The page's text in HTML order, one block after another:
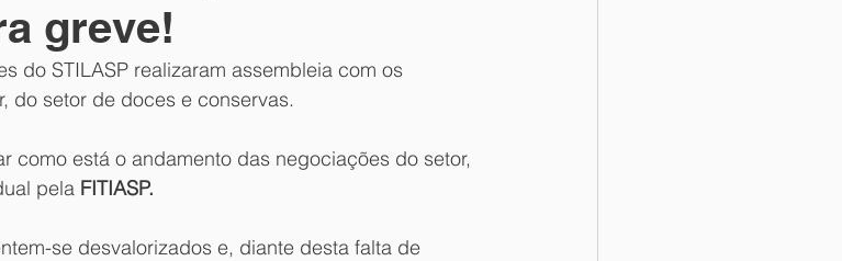
greve!
do STILASP realizaram assembleia com os
do setor de doces e conservas.
como está o andamento das negociações do setor,
pela FITIASP.
se desvalorizados e, diante desta falta de